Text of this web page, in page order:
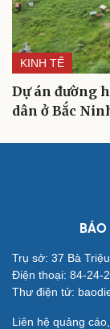
KINH TẾ
Dự án đường
dân ở Bắc
BÁO
Trụ sở: 37 Bà
Điện thoại: 84-24-
Thư điện tử:
Liên hệ quảng